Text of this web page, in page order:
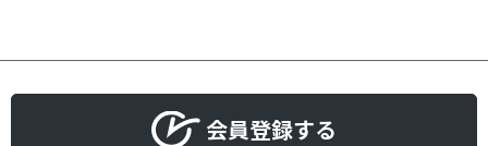
会員登録する